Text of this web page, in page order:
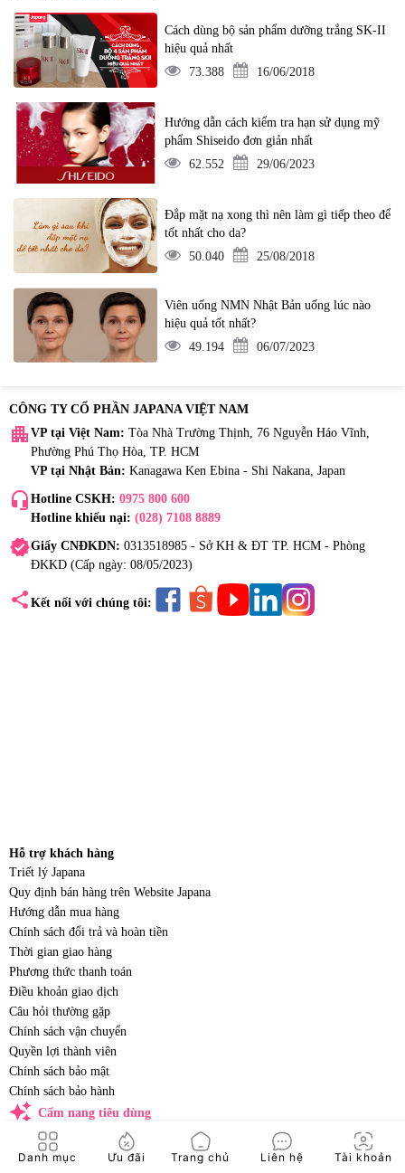
Danh mục Ưu đãi Trang chủ Liên hệ Tài khoản
Cách dùng bộ sản phẩm dưỡng trắng SK-II
hiệu quả nhất
73.388
16/06/2018
Hướng dẫn cách kiểm tra hạn sử dụng mỹ
phẩm Shiseido đơn giản nhất
62.552
29/06/2023
Đắp mặt nạ xong thì nên làm gì tiếp theo để
tốt nhất cho da?
50.040
25/08/2018
Viên uống NMN Nhật Bản uống lúc nào
hiệu quả tốt nhất?
49.194
06/07/2023
CÔNG TY CỔ PHẦN JAPANA VIỆT NAM
apartment VP tại Việt Nam: Tòa Nhà Trường Thịnh, 76 Nguyễn Háo Vĩnh,
Phường Phú Thọ Hòa, TP. HCM
VP tại Nhật Bản: Kanagawa Ken Ebina - Shi Nakana, Japan
headset_mic Hotline CSKH: 0975 800 600
Hotline khiếu nại: (028) 7108 8889
verifiedGiấy CNĐKDN: 0313518985 - Sở KH & ĐT TP. HCM - Phòng
ĐKKD (Cấp ngày: 08/05/2023)
share Kết nối với chúng tôi:
Hỗ trợ khách hàng
Triết lý Japana
Quy định bán hàng trên Website Japana
Hướng dẫn mua hàng
Chính sách đổi trả và hoàn tiền
Thời gian giao hàng
Phương thức thanh toán
Điều khoản giao dịch
Câu hỏi thường gặp
Chính sách vận chuyển
Quyền lợi thành viên
Chính sách bảo mật
Chính sách bảo hành
auto_awesome Cẩm nang tiêu dùng
Tiện ích